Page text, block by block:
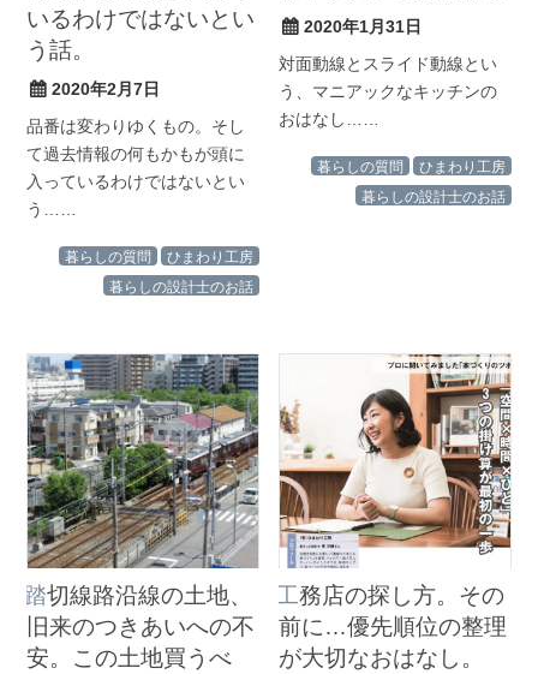
ひまわり工房
暮らしの質問
暮らしの設計士のお話
いるわけではないとい
う話。
2020年2月7日
品番は変わりゆくもの。そし
て過去情報の何もかもが頭に
入っているわけではないとい
う……
ひまわり工房
暮らしの質問
暮らしの設計士のお話
2020年1月31日
対面動線とスライド動線とい
う、マニアックなキッチンの
おはなし……
踏切線路沿線の土地、
旧来のつきあいへの不
安。この土地買うべ
工務店の探し方。その
前に…優先順位の整理
が大切なおはなし。